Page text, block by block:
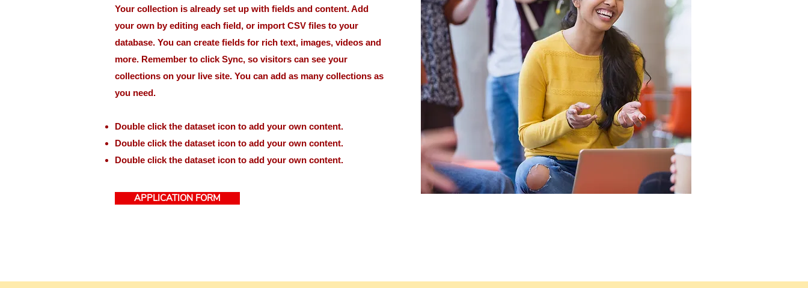
Your collection is already set up with fields and content. Add
your own by editing each field, or import CSV files to your
database. You can create fields for rich text, images, videos and
more. Remember to click Sync, so visitors can see your
collections on your live site. You can add as many collections as
you need.
Double click the dataset icon to add your own content.
Double click the dataset icon to add your own content.
Double click the dataset icon to add your own content.
APPLICATION FORM